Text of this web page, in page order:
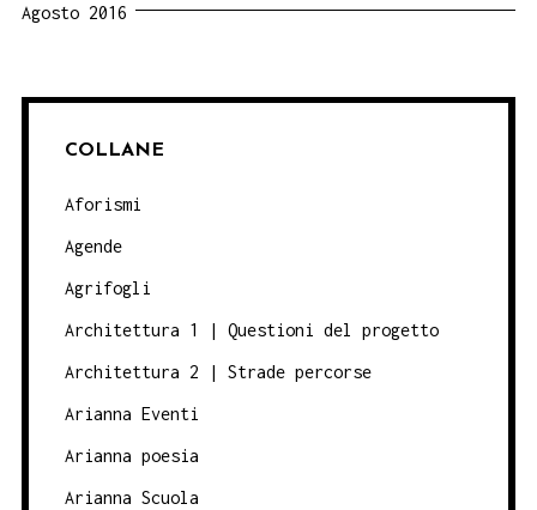
Agosto 2016
COLLANE
Aforismi
Agende
Agrifogli
Architettura 1 | Questioni del progetto
Architettura 2 | Strade percorse
Arianna Eventi
Arianna poesia
Arianna Scuola